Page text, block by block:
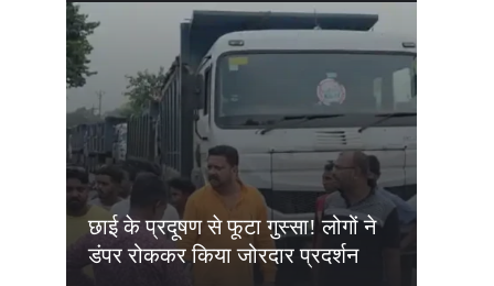
छाई के प्रदूषण से फूटा गुस्सा! लोगों ने
डंपर रोककर किया जोरदार प्रदर्शन